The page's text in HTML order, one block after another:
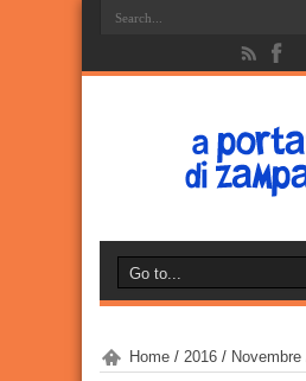
Home / 2016 / Novembre